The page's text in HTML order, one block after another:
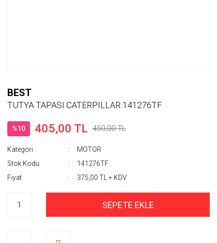
BEST
TUTYA TAPASI CATERPILLAR 141276TF
%10 405,00 TL 450,00 TL
Kategori
MOTOR
Stok Kodu
141276TF
Fiyat
375,00 TL + KDV
SEPETE EKLE